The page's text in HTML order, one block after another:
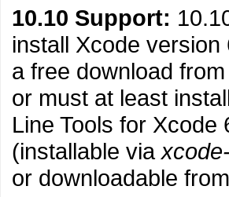
10.10 Support:
install Xcode
a free download
or must at least
Line Tools for Xcode
(installable via
or downloadable